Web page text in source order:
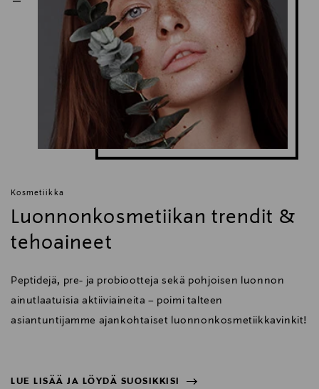
Lavera, luonnonkosmetiikka, hellävarainen, raikas,
vegaaninen
Kosmetiikka
Luonnonkosmetiikan trendit &
tehoaineet
Peptidejä, pre- ja probiootteja sekä pohjoisen luonnon
ainutlaatuisia aktiiviaineita – poimi talteen
asiantuntijamme ajankohtaiset luonnonkosmetiikkavinkit!
LUE LISÄÄ JA LÖYDÄ SUOSIKKISI